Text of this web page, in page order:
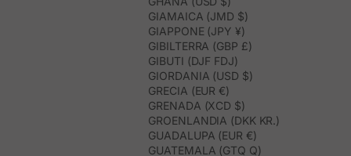
GIAMAICA (JMD $)
GIAPPONE (JPY ¥)
GIBILTERRA (GBP £)
GIBUTI (DJF FDJ)
GIORDANIA (USD $)
GRECIA (EUR €)
GRENADA (XCD $)
GROENLANDIA (DKK KR.)
GUADALUPA (EUR €)
GUATEMALA (GTQ Q)